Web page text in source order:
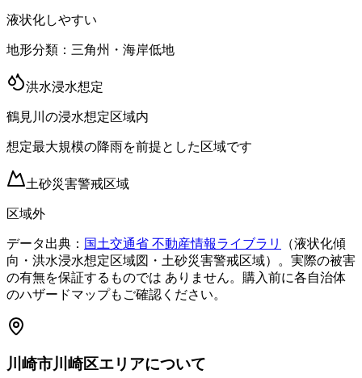
液状化しやすい
地形分類： 三角州・海岸低地
洪水浸水想定
鶴見川の浸水想定区域内
想定最大規模の降雨を前提とした区域です
土砂災害警戒区域
区域外
データ出典： 国土交通省 不動産情報ライブラリ
（液状化傾
向・洪水浸水想定区域図・土砂災害警戒区域）。実際の被害
の有無を保証するものでは ありません。購入前に各自治体
のハザードマップもご確認ください。
川崎市川崎区エリアについて